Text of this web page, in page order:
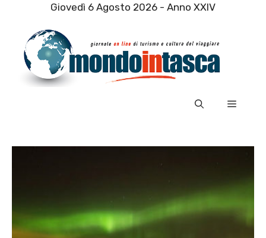
contenuto
Giovedì 6 Agosto 2026 - Anno XXIV
Menu